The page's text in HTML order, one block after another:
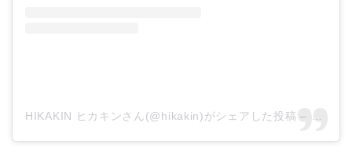
HIKAKIN ヒカキンさん(@hikakin)がシェアした投稿 –